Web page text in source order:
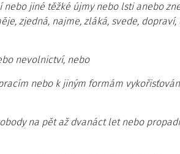
nebo jiné těžké újmy nebo lsti anebo
zjedná, najme, zláká, svede,
nevolnictví, nebo
nebo k jiným formám
na pět až dvanáct let nebo